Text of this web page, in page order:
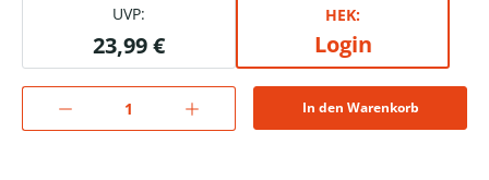
UVP:
23,99 €
HEK:
Login
In den Warenkorb